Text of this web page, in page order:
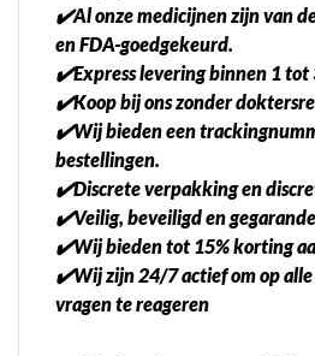
✔️Al onze medicijnen zijn van
en FDA-goedgekeurd.
✔️Express levering binnen 1 tot
✔️Koop bij ons zonder
✔️Wij bieden een
bestellingen.
✔️Discrete verpakking en
✔️Veilig, beveiligd en
✔️Wij bieden tot 15% korting
✔️Wij zijn 24/7 actief om op
vragen te reageren